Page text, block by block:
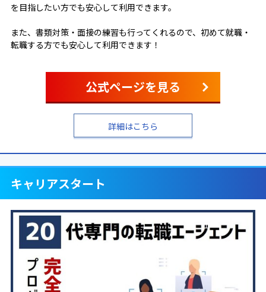
公式ページを見る
詳細はこちら
を目指したい方でも安心して利用できます。
また、書類対策・面接の練習も行ってくれるので、初めて就職・
転職する方でも安心して利用できます！
キャリアスタート